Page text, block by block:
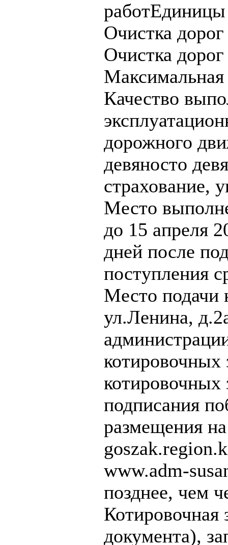
Очистка
Очистка
Максимальная
Качество
дорожного
девяносто
страхование,
Место
до 15 апреля
дней после
поступления
Место подачи
ул.Ленина,
котировочных
котировочных
подписания
размещения
www.adm-
позднее, чем
Котировочная
документа),